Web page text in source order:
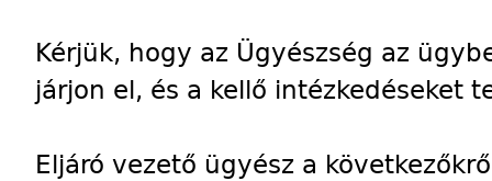
Kérjük, hogy az Ügyészség az
járjon el, és a kellő intézkedéseket
Eljáró vezető ügyész a